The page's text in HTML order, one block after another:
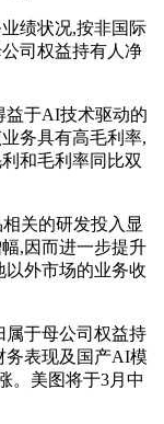
绩状况,按非国际
司权益持有人净
益于AI技术驱动的
务具有高毛利率,
和毛利率同比双
关的研发投入显
,因而进一步提升
外市场的业务收
属于母公司权益持
务表现及国产AI模
。美图将于3月中